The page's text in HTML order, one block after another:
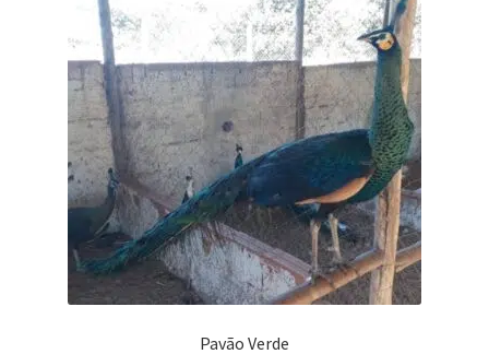
Pavão Verde